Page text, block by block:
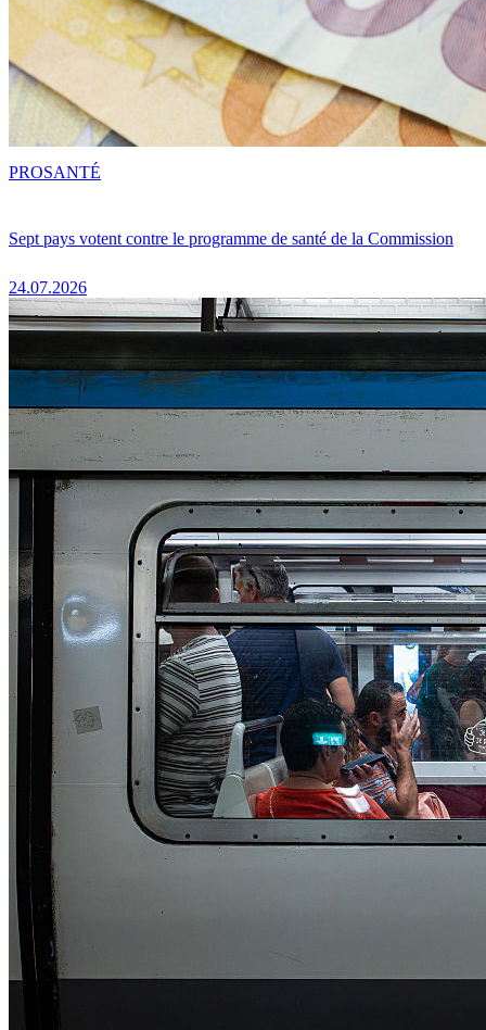
Sept pays votent contre le programme de santé de la Commission
24.07.2026
PROSANTÉ